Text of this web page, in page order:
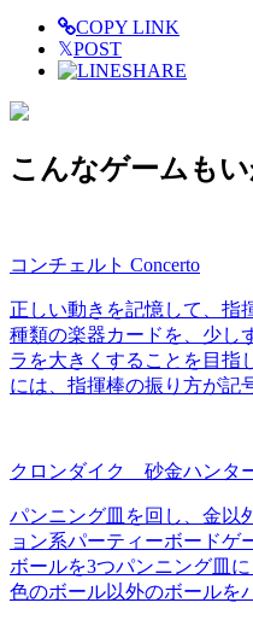
COPY LINK
𝕏POST
SHARE
こんなゲームも
コンチェルト Concerto
正しい動きを記憶して、指
種類の楽器カードを、少し
ラを大きくすることを目指
には、指揮棒の振り方が記
クロンダイク 砂金ハンタ
パンニング皿を回し、金以
ョン系パーティーボードゲ
ボールを3つパンニング皿
色のボール以外のボールを